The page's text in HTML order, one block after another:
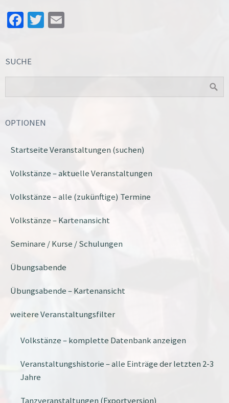
Facebook
Twitter
SUCHE
OPTIONEN
Startseite Veranstaltungen (suchen)
Volkstänze – aktuelle Veranstaltungen
Volkstänze – alle (zukünftige) Termine
Volkstänze – Kartenansicht
Seminare / Kurse / Schulungen
Übungsabende
Übungsabende – Kartenansicht
weitere Veranstaltungsfilter
Volkstänze – komplette Datenbank anzeigen
Veranstaltungshistorie – alle Einträge der letzten 2-3
Jahre
Tanzveranstaltungen (Exportversion)